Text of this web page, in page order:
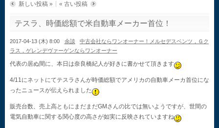
新しい投稿 » « 古い投稿
テスラ、時価総額で米自動車メーカー首位！
2017-04-13 (木) 8:00 余談
中古会社ならワンオーナー！メルセデスベンツ，Ｇク
ラス，ゲレンデヴァーゲンならワンオーナー
代表の居ぬ間に、本日は奈良橋紀人が好きに書かせて頂きます
4/11にネットにてテスラさんが時価総額でアメリカの自動車メーカ首位にな
ったニュースが伝えられました
販売台数、売上高ともにまだまだGMさんの比では無いようですが、世間の
電気自動車に関する関心度の高さが如実に反映されていますね